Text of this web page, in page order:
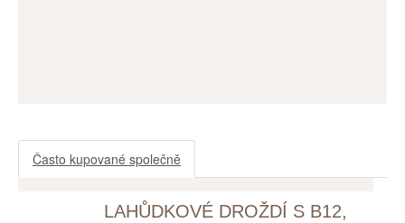
Často kupované společně
LAHŮDKOVÉ DROŽDÍ S B12,